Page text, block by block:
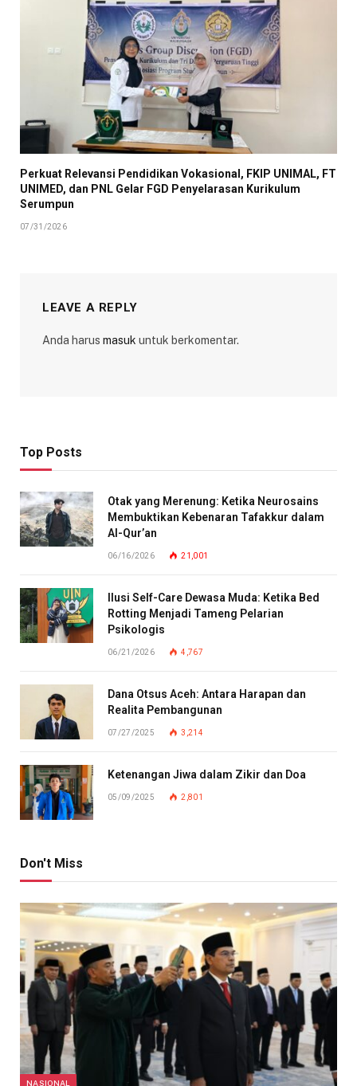
Perkuat Relevansi Pendidikan Vokasional, FKIP UNIMAL, FT
UNIMED, dan PNL Gelar FGD Penyelarasan Kurikulum
Serumpun
07/31/2026
LEAVE A REPLY
Anda harus masuk untuk berkomentar.
Top Posts
Otak yang Merenung: Ketika Neurosains
Membuktikan Kebenaran Tafakkur dalam
Al-Qur’an
06/16/2026 21,001
Ilusi Self-Care Dewasa Muda: Ketika Bed
Rotting Menjadi Tameng Pelarian
Psikologis
06/21/2026 4,767
Dana Otsus Aceh: Antara Harapan dan
Realita Pembangunan
07/27/2025 3,214
Ketenangan Jiwa dalam Zikir dan Doa
05/09/2025 2,801
Don't Miss
NASIONAL